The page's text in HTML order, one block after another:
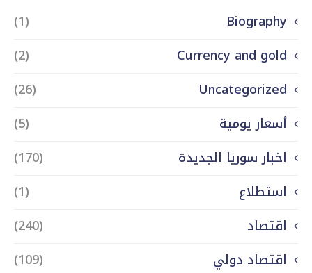
Biography
(1)
Currency and gold
(2)
Uncategorized
(26)
أسعار يومية
(5)
اخبار سوريا الجديدة
(170)
استطلاع
(1)
اقتصاد
(240)
اقتصاد دولي
(109)